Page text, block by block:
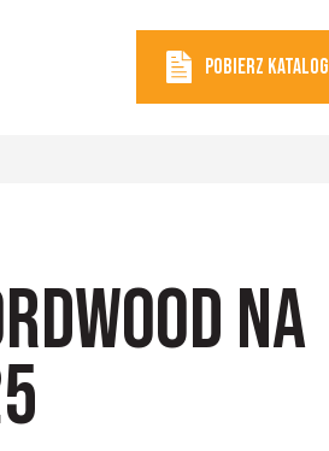
POBIERZ KATALOG
na